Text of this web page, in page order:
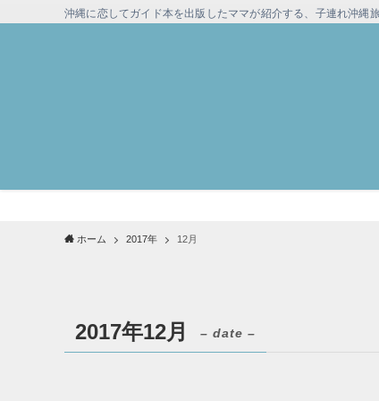
沖縄に恋してガイド本を出版したママが紹介する、子連れ沖縄
ホーム 2017年 12月
2017年12月 – date –